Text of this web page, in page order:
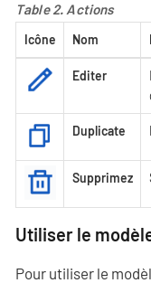
Table 2. Actions
Icône Nom
Editer
Duplicate
Supprimez
Utiliser le
Pour utiliser le